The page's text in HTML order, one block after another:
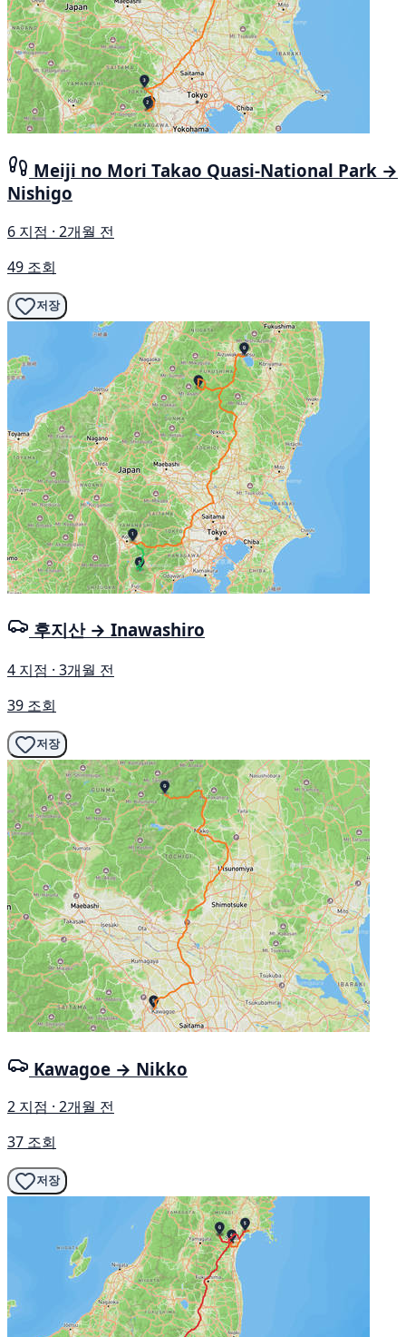
Meiji no Mori Takao Quasi-National Park →
Nishigo
6 지점 · 2개월 전
49 조회
저장
후지산 → Inawashiro
4 지점 · 3개월 전
39 조회
저장
Kawagoe → Nikko
2 지점 · 2개월 전
37 조회
저장